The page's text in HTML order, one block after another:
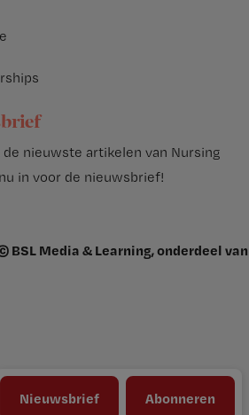
Nieuwsbrief Abonneren
nieuwste artikelen van Nursing
in voor de nieuwsbrief!
BSL Media & Learning, onderdeel van